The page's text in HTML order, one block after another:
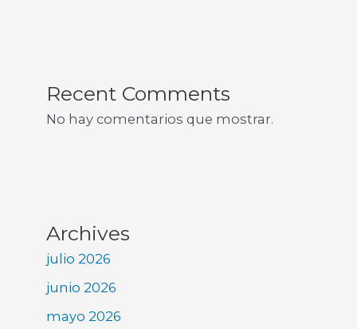
Recent Comments
No hay comentarios que mostrar.
Archives
julio 2026
junio 2026
mayo 2026